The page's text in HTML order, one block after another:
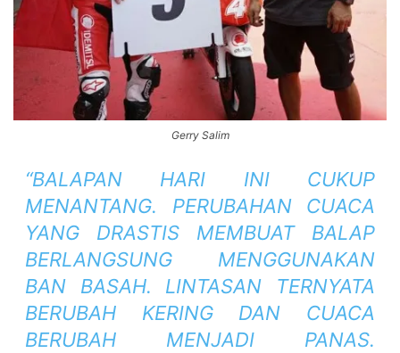
Gerry Salim
“BALAPAN HARI INI CUKUP
MENANTANG. PERUBAHAN CUACA
YANG DRASTIS MEMBUAT BALAP
BERLANGSUNG MENGGUNAKAN
BAN BASAH. LINTASAN TERNYATA
BERUBAH KERING DAN CUACA
BERUBAH MENJADI PANAS.